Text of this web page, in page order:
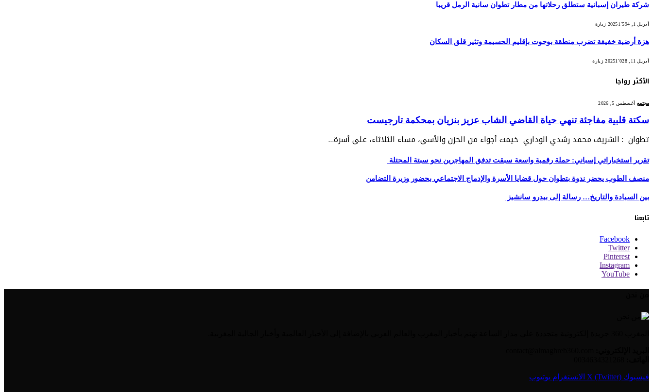
شركة طيران إسبانية ستطلق رحلاتها من مطار تطوان سانية الرمل قريبا
أبريل 1, 2025 1٬594 زيارة
هزة أرضية خفيفة تضرب منطقة بوحوت بإقليم الحسيمة وتثير قلق السكان
أبريل 11, 2025 1٬028 زيارة
الأكثر رواجا
مجتمع أغسطس 5, 2026
سكتة قلبية مفاجئة تنهي حياة القاضي الشاب عزيز بنزيان بمحكمة تارجيست
تطوان : الشريف محمد رشدي الوداري خيمت أجواء من الحزن والأسى، مساء الثلاثاء، على أسرة…
تقرير استخباراتي إسباني: حملة رقمية واسعة سبقت تدفق المهاجرين نحو سبتة المحتلة
منصف الطوب يحضر ندوة بتطوان حول قضايا الأسرة والإدماج الاجتماعي بحضور وزيرة التضامن
بين السيادة والتاريخ… رسالة إلى بيدرو سانشيز
تابعنا
Facebook
Twitter
Pinterest
Instagram
YouTube
فيسبوك X (Twitter) الانستغرام يوتيوب